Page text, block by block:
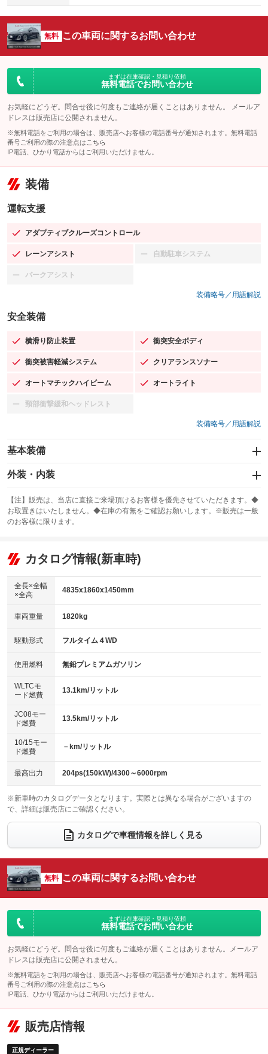
無料 この車両に関するお問い合わせ
まずは在庫確認・見積り依頼
無料電話でお問い合わせ
お気軽にどうぞ。問合せ後に何度もご連絡が届くことはありません。 メールア
ドレスは販売店に公開されません。
※無料電話をご利用の場合は、販売店へお客様の電話番号が通知されます。無料電話
番号ご利用の際の注意点は こちら
IP電話、ひかり電話からはご利用いただけません。
装備
運転支援
アダプティブクルーズコントロール
：装備あり
レーンアシスト
：装備あり 自動駐車システム
：装備なし
パークアシスト
：装備なし
装備略号／用語解説
安全装備
横滑り防止装置
：装備あり 衝突安全ボディ
：装備あり
衝突被害軽減システム
：装備あり クリアランスソナー
：装備あり
オートマチックハイビーム
：装備あり オートライト
：装備あり
頸部衝撃緩和ヘッドレスト
：装備なし
装備略号／用語解説
基本装備
エアバッグ：運転席/助手席/サイド
：装備あり
：装備なし
サンルーフ
：装備なし ABS
リフトアップ
：装備なし
：装備なし
パワーウィンドウ
アイドリングストップ
：装備あり
USB入力端子
：装備あり
100V電源
：装備なし
センターデフロック
：装備なし
電動格納ミラー
：装備あり
外装・内装
カーナビ：メモリーナビ他
：装備あり
TV
：装備なし
ビジュアル
：装備なし
：装備あり
革シート
キーレス
HID(キセノンライト)
：装備なし
バックカメラ
：装備あり
エアロ
：装備なし
：装備なし
パワーシート
ベンチシート
：装備なし
チップアップシート
：装備なし オットマン
：装備なし
：装備なし ：装備あり
ウォークスルー
：装備なし
電動リアゲート フロントカメラ
：装備あり
：装備なし ：装備あり
サイドカメラ
：装備あり ルーフレール
：装備なし
：装備なし
：装備あり
【注】販売は、当店に直接ご来場頂けるお客様を優先させていただきます。◆
お取置きはいたしません。◆在庫の有無をご確認お願いします。※販売は一般
のお客様に限ります。
カタログ情報(新車時)
全長×全幅
×全高
4835x1860x1450mm
車両重量 1820kg
駆動形式 フルタイム４WD
使用燃料 無鉛プレミアムガソリン
WLTCモ
ード燃費
13.1km/リットル
JC08モー
ド燃費
13.5km/リットル
10/15モー
ド燃費
－km/リットル
最高出力 204ps(150kW)/4300～6000rpm
※新車時のカタログデータとなります。実際とは異なる場合がございますの
で、詳細は販売店にご確認ください。
カタログで車種情報を詳しく見る
無料 この車両に関するお問い合わせ
まずは在庫確認・見積り依頼
無料電話でお問い合わせ
お気軽にどうぞ。問合せ後に何度もご連絡が届くことはありません。メールア
ドレスは販売店に公開されません。
※無料電話をご利用の場合は、販売店へお客様の電話番号が通知されます。無料電話
番号ご利用の際の注意点は こちら
IP電話、ひかり電話からはご利用いただけません。
販売店情報
正規ディーラー